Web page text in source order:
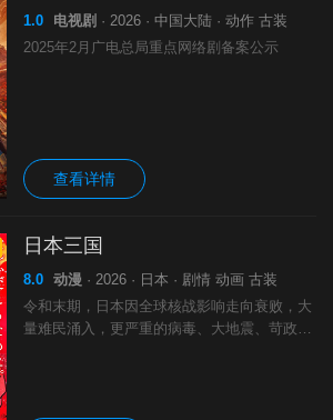
1.0 电视剧 · 2026 · 中国大陆 · 动作 古装
2025年2月广电总局重点网络剧备案公示
查看详情
日本三国
8.0 动漫 · 2026 · 日本 · 剧情 动画 古装
令和末期，日本因全球核战影响走向衰败，大
量难民涌入，更严重的病毒、大地震、苛政与